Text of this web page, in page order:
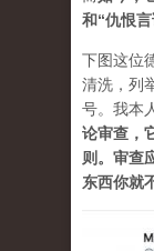
和“仇恨言
下图这位
清洗，列
号。我本
论审查，
则。审查
东西你就